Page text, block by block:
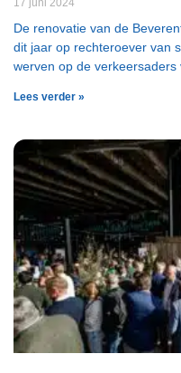
17 juni 2024
De renovatie van de
dit jaar op rechteroever van
werven op de verkeersaders
Lees verder »